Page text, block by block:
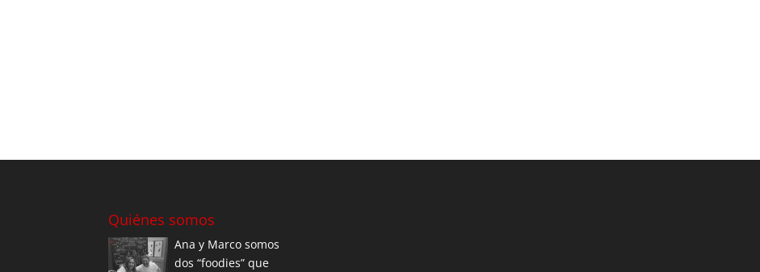
Quiénes somos
Ana y Marco somos
dos “foodies” que